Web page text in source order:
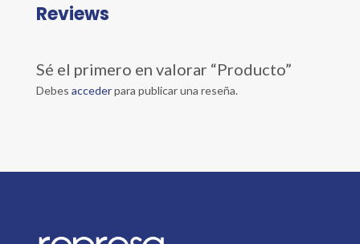
Reviews
Sé el primero en valorar “Producto”
Debes accederpara publicar una reseña.